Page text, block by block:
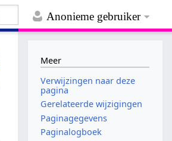
Anonieme gebruiker
Meer
Verwijzingen naar deze
pagina
Gerelateerde wijzigingen
Paginagegevens
Paginalogboek